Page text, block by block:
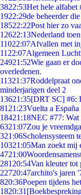
3822:53Het hele alfabet
1922:29de beheerder
18522:22Post hier zo
12622:13Nederland toen
11022:07Afvallen met
11 22:07Algemeen
24921:52Wie gaan er
overledenen.
11321:37Roddelpraat
minderjarigen deel 2
13621:35[DRT SC] #6:
81 21:23Vuelta a España
18421:18NEC #77: Wat
6321:07Zou je
321:06Scholensysteem
10321:05Man zoekt mij
4721:00
281 20:54Van kleuter tot
22720:47archito's jaren
820:36Poepen tijdens
1820:31